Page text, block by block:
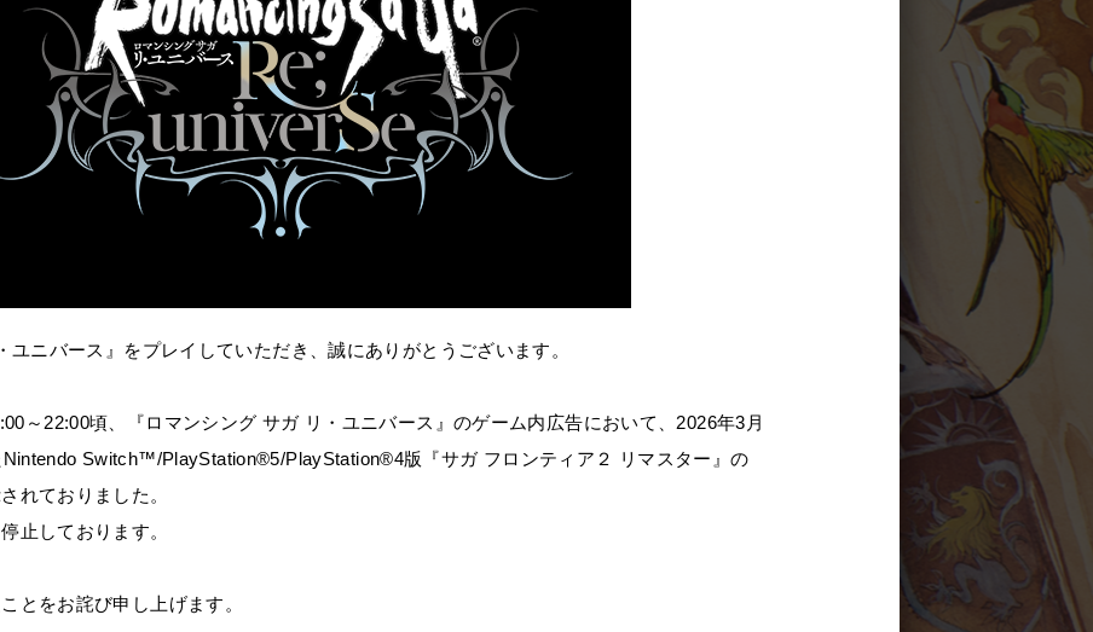
ユニバース』をプレイしていただき、誠にありがとうございます。
～22:00頃、『ロマンシング サガ リ・ユニバース』のゲーム内広告において、2026年3月
Switch™/PlayStation®5/PlayStation®4版『サガ フロンティア２ リマスター』の
れておりました。
止しております。
とをお詫び申し上げます。